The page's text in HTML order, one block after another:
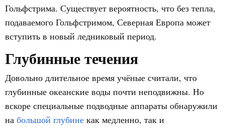
Гольфстрима. Существует вероятность, что без тепла,
подаваемого Гольфстримом, Северная Европа может
вступить в новый ледниковый период.
Глубинные течения
Довольно длительное время учёные считали, что
глубинные океанские воды почти неподвижны. Но
вскоре специальные подводные аппараты обнаружили
на большой глубине как медленно, так и